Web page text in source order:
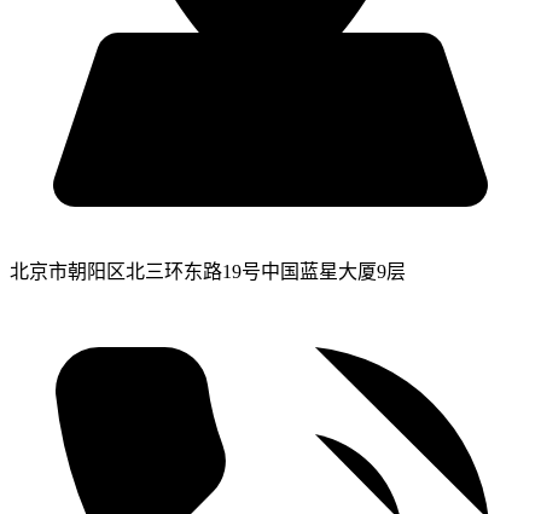
北京市朝阳区北三环东路19号中国蓝星大厦9层